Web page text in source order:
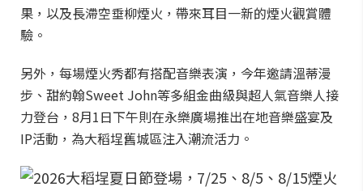
果，以及長滯空垂柳煙火，帶來耳目一新的煙火觀賞體
驗。
另外，每場煙火秀都有搭配音樂表演，今年邀請溫蒂漫
步、甜約翰Sweet John等多組金曲級與超人氣音樂人接
力登台，8月1日下午則在永樂廣場推出在地音樂盛宴及
IP活動，為大稻埕舊城區注入潮流活力。